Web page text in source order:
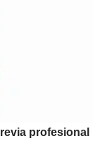
profesional